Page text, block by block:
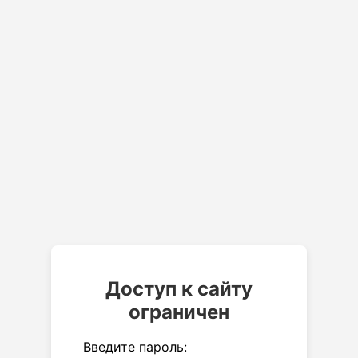
Доступ к сайту
ограничен
Введите пароль: